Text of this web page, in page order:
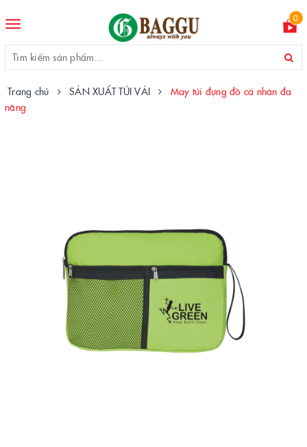
Toggle
0
Trang chủ SẢN XUẤT TÚI VẢI
May túi đựng đồ cá nhân đa
năng